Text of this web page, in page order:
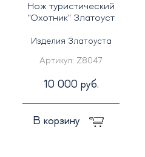
Нож туристический
"Охотник" Златоуст
Изделия Златоуста
Артикул: Z8047
10 000 руб.
В корзину